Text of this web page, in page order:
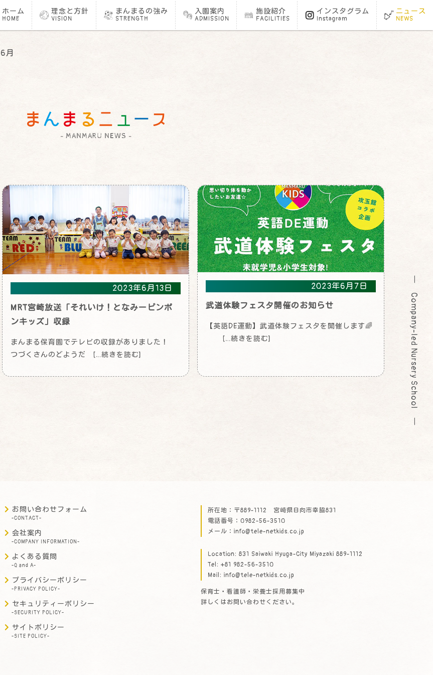
ホーム
HOME
理念と方針
VISION
まんまるの強み
STRENGTH
入園案内
ADMISSION
施設紹介
FACILITIES
インスタグラム
Instagram
ニュース
NEWS
6月
- MANMARU NEWS -
2023年6月13日
MRT宮崎放送「それいけ！となみーピンポ
ンキッズ」収録
まんまる保育園でテレビの収録がありました！
つづくさんのどようだ […続きを読む]
2023年6月7日
武道体験フェスタ開催のお知らせ
【英語DE運動】武道体験フェスタを開催します🌈
[…続きを読む]
― Company-led Nursery School ―
お問い合わせフォーム
-CONTACT-
会社案内
-COMPANY INFORMATION-
よくある質問
-Q and A-
プライバシーポリシー
-PRIVACY POLICY-
セキュリティーポリシー
-SECURITY POLICY-
サイトポリシー
-SITE POLICY-
所在地：〒889-1112 宮崎県日向市幸脇831
電話番号：0982-56-3510
メール：info@tele-netkids.co.jp
Location: 831 Saiwaki Hyuga-City Miyazaki 889-1112
Tel: +81 982-56-3510
Mail: info@tele-netkids.co.jp
保育士・看護師・栄養士採用募集中
詳しくはお問い合わせください。